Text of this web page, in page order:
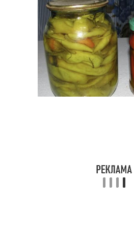
Однолетний перец
Ягодоносный перец